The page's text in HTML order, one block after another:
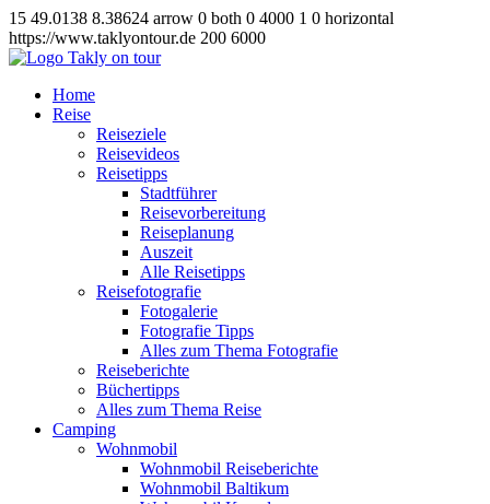
15 49.0138 8.38624 arrow 0 both 0 4000 1 0 horizontal
https://www.taklyontour.de 200 6000
Home
Reise
Reiseziele
Reisevideos
Reisetipps
Stadtführer
Reisevorbereitung
Reiseplanung
Auszeit
Alle Reisetipps
Reisefotografie
Fotogalerie
Fotografie Tipps
Alles zum Thema Fotografie
Reiseberichte
Büchertipps
Alles zum Thema Reise
Camping
Wohnmobil
Wohnmobil Reiseberichte
Wohnmobil Baltikum